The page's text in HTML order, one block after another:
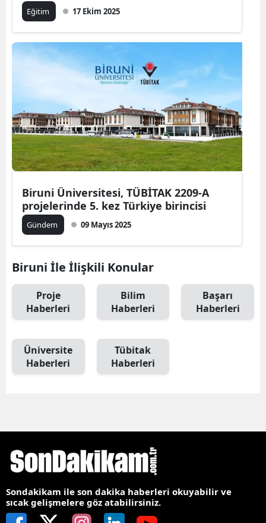
Eğitim 17 Ekim 2025
Biruni Üniversitesi, TÜBİTAK 2209-A
projelerinde 5. kez Türkiye birincisi
Gündem 09 Mayıs 2025
Biruni İle İlişkili Konular
Proje
Haberleri
Bilim
Haberleri
Başarı
Haberleri
Üniversite
Haberleri
Tübitak
Haberleri
Sondakikam ile son dakika haberleri okuyabilir ve
sıcak gelişmelere göz atabilirsiniz.